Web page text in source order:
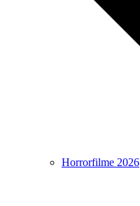
Horrorfilme 2026